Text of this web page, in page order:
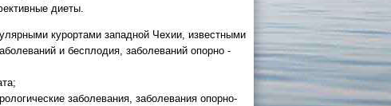
в Туапсе
на 2027
начнется
диеты.
курортами западной Чехии, известными
и бесплодия, заболеваний опорно -
заболевания, заболевания опорно-